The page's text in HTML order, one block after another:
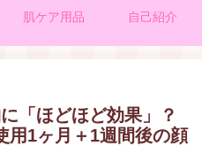
肌ケア用品 自己紹介
「ほどほど効果」？
用1ヶ月＋1週間後の顔